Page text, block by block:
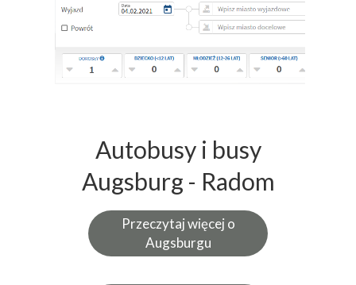
Przeczytaj więcej o
Augsburgu
Autobusy i busy
Augsburg - Radom